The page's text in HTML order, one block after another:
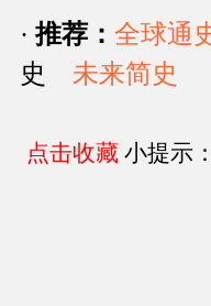
· 推荐： 全球通
史 未来简史
点击收藏 小提示